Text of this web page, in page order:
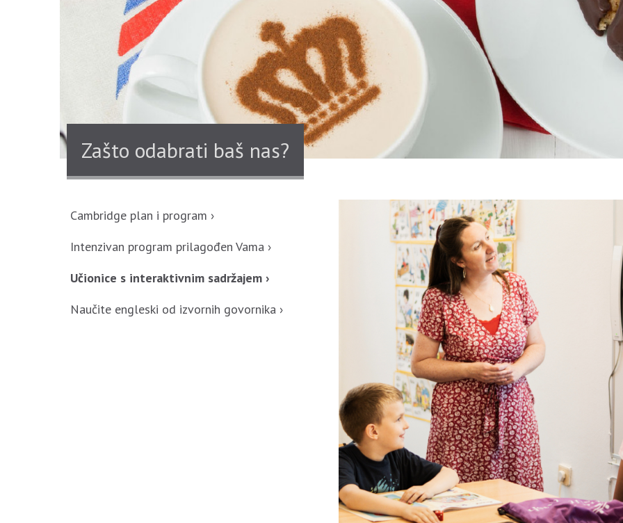
Zašto odabrati baš nas?
Cambridge plan i program ›
Intenzivan program prilagođen Vama ›
Učionice s interaktivnim sadržajem ›
Naučite engleski od izvornih govornika ›